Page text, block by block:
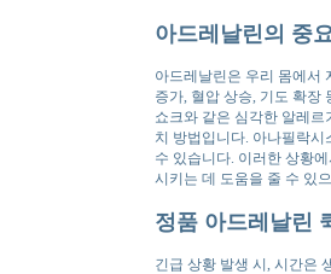
아드레날린의 중
아드레날린은 우리 몸에서
증가, 혈압 상승, 기도 확장
쇼크와 같은 심각한 알레
치 방법입니다. 아나필락
수 있습니다. 이러한 상황
시키는 데 도움을 줄 수 있
정품 아드레날린
긴급 상황 발생 시, 시간은